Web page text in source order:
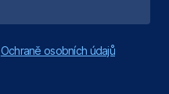
Ochraně osobních údajů